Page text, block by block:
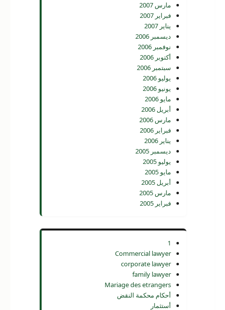
مارس 2007
فبراير 2007
يناير 2007
ديسمبر 2006
نوفمبر 2006
أكتوبر 2006
سبتمبر 2006
يوليو 2006
يونيو 2006
مايو 2006
أبريل 2006
مارس 2006
فبراير 2006
يناير 2006
ديسمبر 2005
يوليو 2005
مايو 2005
أبريل 2005
مارس 2005
فبراير 2005
1
Commercial lawyer
corporate lawyer
family lawyer
Mariage des etrangers
أحكام محكمة النقض
أستثمار